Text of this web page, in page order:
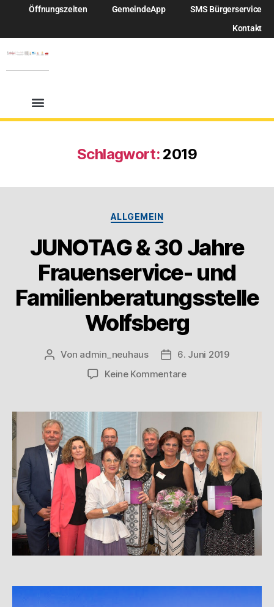
Öffnungszeiten GemeindeApp
SMS Bürgerservice
Kontakt
Schlagwort: 2019
ALLGEMEIN
JUNOTAG & 30 Jahre
Frauenservice- und
Familienberatungsstelle
Wolfsberg
Von admin_neuhaus
6. Juni 2019
Keine Kommentare